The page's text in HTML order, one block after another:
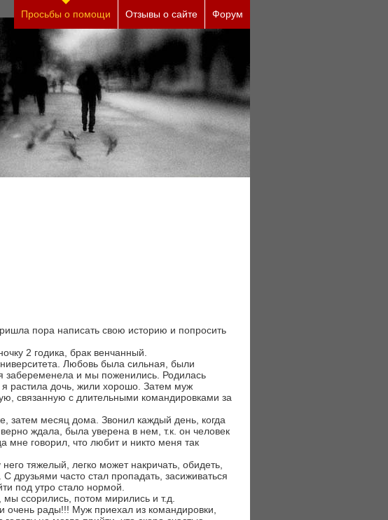
причины (бесплатно)
Просьбы о помощи Отзывы о сайте Форум
пора написать свою историю и попросить
2 годика, брак венчанный.
Любовь была сильная, были
забеременела и мы поженились. Родилась
растила дочь, жили хорошо. Затем муж
связанную с длительными командировками за
затем месяц дома. Звонил каждый день, когда
ждала, была уверена в нем, т.к. он человек
мне говорил, что любит и никто меня так
тяжелый, легко может накричать, обидеть,
друзьями часто стал пропадать, засиживаться
под утро стало нормой.
ссорились, потом мирились и т.д.
рады!!! Муж приехал из командировки,